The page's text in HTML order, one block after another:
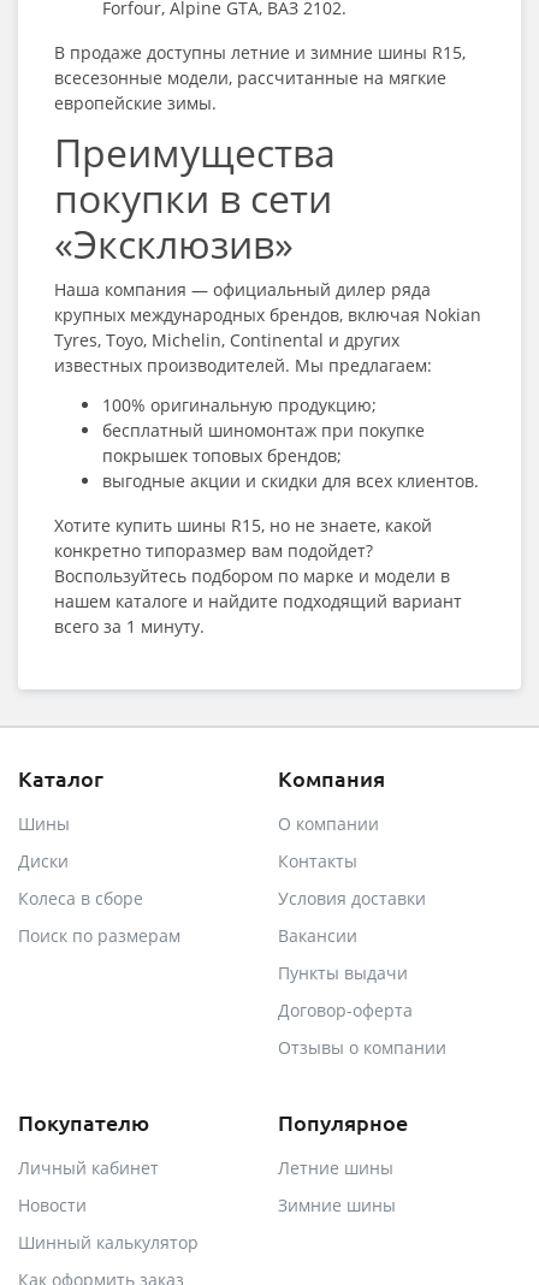
Forfour, Alpine GTA, ВАЗ 2102.
В продаже доступны летние и зимние шины R15,
всесезонные модели, рассчитанные на мягкие
европейские зимы.
Преимущества
покупки в сети
«Эксклюзив»
Наша компания — официальный дилер ряда
крупных международных брендов, включая Nokian
Tyres, Toyo, Michelin, Continental и других
известных производителей. Мы предлагаем:
100% оригинальную продукцию;
бесплатный шиномонтаж при покупке
покрышек топовых брендов;
выгодные акции и скидки для всех клиентов.
Хотите купить шины R15, но не знаете, какой
конкретно типоразмер вам подойдет?
Воспользуйтесь подбором по марке и модели в
нашем каталоге и найдите подходящий вариант
всего за 1 минуту.
Каталог
Шины
Диски
Колеса в сборе
Поиск по размерам
Компания
О компании
Контакты
Условия доставки
Вакансии
Пункты выдачи
Договор-оферта
Отзывы о компании
Покупателю
Личный кабинет
Новости
Шинный калькулятор
Как оформить заказ
Популярное
Летние шины
Зимние шины